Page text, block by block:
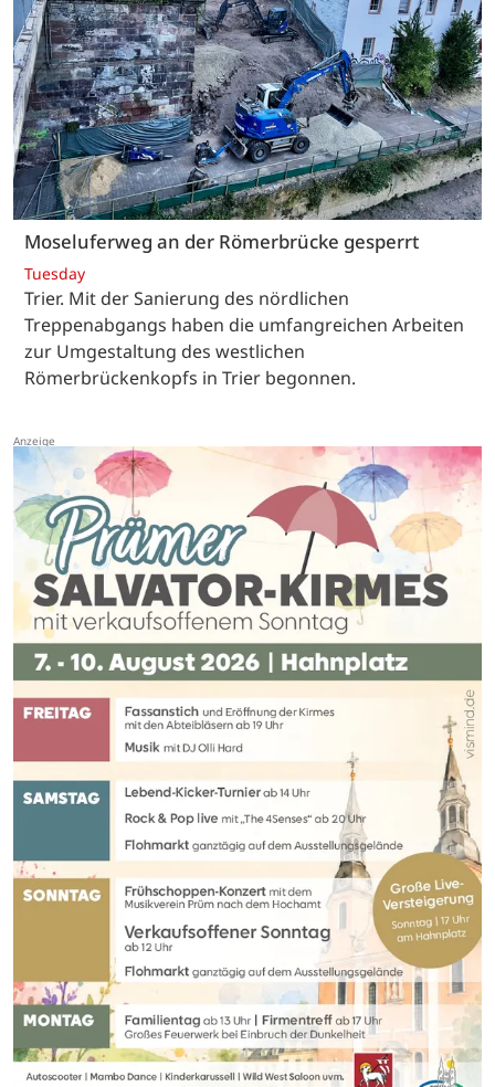
Moseluferweg an der Römerbrücke gesperrt
Tuesday
Trier. Mit der Sanierung des nördlichen
Treppenabgangs haben die umfangreichen Arbeiten
zur Umgestaltung des westlichen
Römerbrückenkopfs in Trier begonnen.